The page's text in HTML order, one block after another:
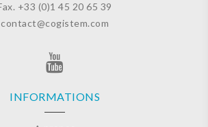
+33 (0)1 45 20 65 39
contact@cogistem.com
INFORMATIONS